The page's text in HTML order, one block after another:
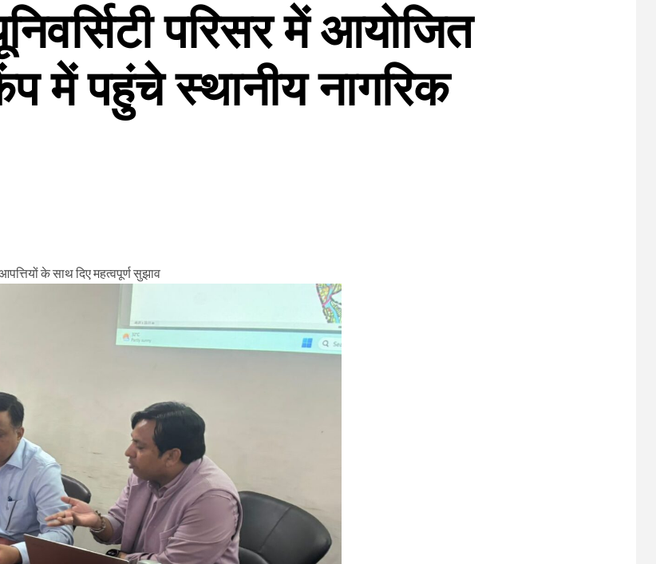
परिसर में आयोजित
में पहुंचे स्थानीय नागरिक
के साथ दिए महत्वपूर्ण सुझाव